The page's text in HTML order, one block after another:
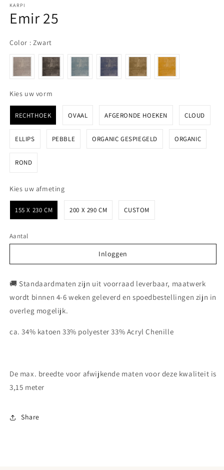
KARPI
Emir 25
Color : ZwartColor
Kies uw vorm
RECHTHOEK OVAAL AFGERONDE HOEKEN CLOUD
ELLIPS PEBBLE ORGANIC GESPIEGELD ORGANIC
ROND
Kies uw afmetingKies uw afmeting
155 X 230 CM 200 X 290 CM CUSTOM
Aantal
Inloggen
Inloggen
🚚 Standaardmaten zijn uit voorraad leverbaar, maatwerk
wordt binnen 4-6 weken geleverd en spoedbestellingen zijn in
overleg mogelijk.
ca. 34% katoen 33% polyester 33% Acryl Chenille
De max. breedte voor afwijkende maten voor deze kwaliteit is
3,15 meter
Share